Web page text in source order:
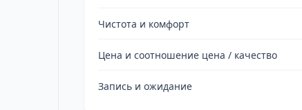
Чистота и комфорт
Цена и соотношение цена / качество
Запись и ожидание